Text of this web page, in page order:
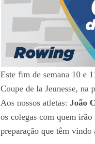
Este fim de semana 10 e
Coupe de la Jeunesse, na
Aos nossos atletas: João
os colegas com quem
preparação que têm vindo